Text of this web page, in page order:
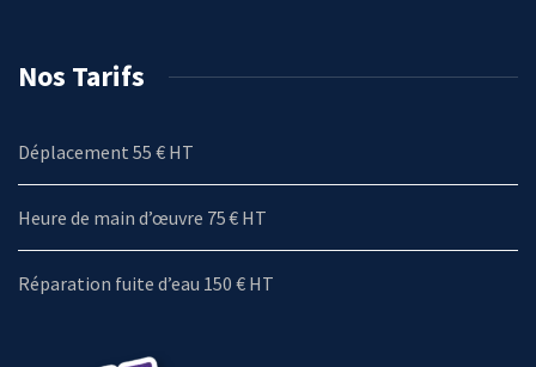
Nos Tarifs
Déplacement 55 € HT
Heure de main d’œuvre 75 € HT
Réparation fuite d’eau 150 € HT